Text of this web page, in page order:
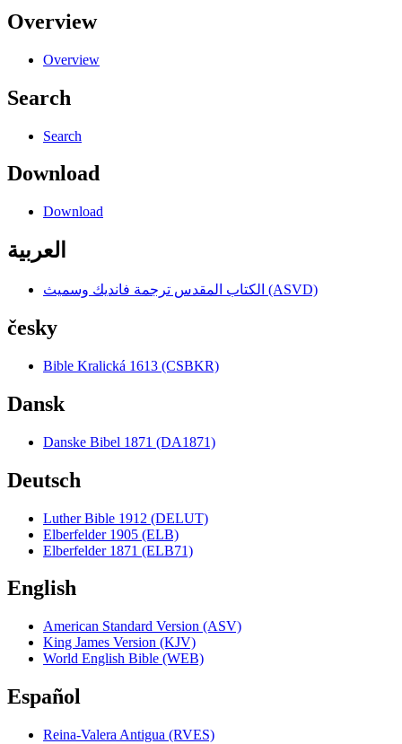
Overview
Overview
Search
Search
Download
Download
العربية
الكتاب المقدس ترجمة فانديك وسميث (ASVD)
česky
Bible Kralická 1613 (CSBKR)
Dansk
Danske Bibel 1871 (DA1871)
Deutsch
Luther Bible 1912 (DELUT)
Elberfelder 1905 (ELB)
Elberfelder 1871 (ELB71)
English
American Standard Version (ASV)
King James Version (KJV)
World English Bible (WEB)
Español
Reina-Valera Antigua (RVES)